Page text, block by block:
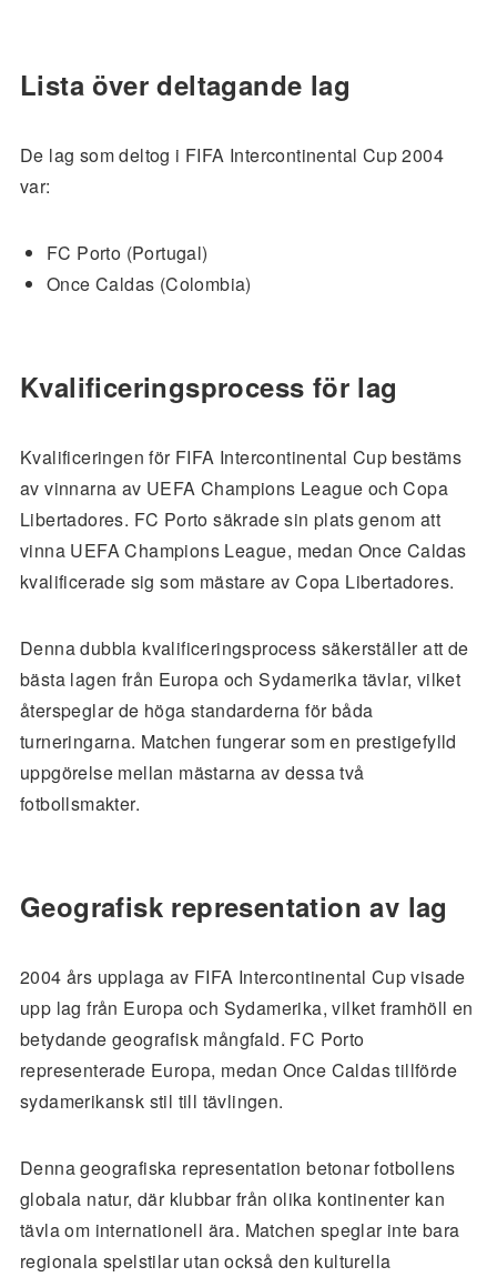
Lista över deltagande lag
De lag som deltog i FIFA Intercontinental Cup 2004
var:
FC Porto (Portugal)
Once Caldas (Colombia)
Kvalificeringsprocess för lag
Kvalificeringen för FIFA Intercontinental Cup bestäms
av vinnarna av UEFA Champions League och Copa
Libertadores. FC Porto säkrade sin plats genom att
vinna UEFA Champions League, medan Once Caldas
kvalificerade sig som mästare av Copa Libertadores.
Denna dubbla kvalificeringsprocess säkerställer att de
bästa lagen från Europa och Sydamerika tävlar, vilket
återspeglar de höga standarderna för båda
turneringarna. Matchen fungerar som en prestigefylld
uppgörelse mellan mästarna av dessa två
fotbollsmakter.
Geografisk representation av lag
2004 års upplaga av FIFA Intercontinental Cup visade
upp lag från Europa och Sydamerika, vilket framhöll en
betydande geografisk mångfald. FC Porto
representerade Europa, medan Once Caldas tillförde
sydamerikansk stil till tävlingen.
Denna geografiska representation betonar fotbollens
globala natur, där klubbar från olika kontinenter kan
tävla om internationell ära. Matchen speglar inte bara
regionala spelstilar utan också den kulturella